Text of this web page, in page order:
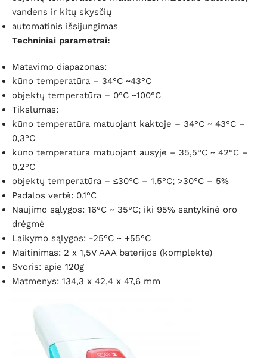
vandens ir kitų skysčių
automatinis išsijungimas
Techniniai parametrai:
Matavimo diapazonas:
kūno temperatūra – 34°C ~43°C
objektų temperatūra – 0°C ~100°C
Tikslumas:
kūno temperatūra matuojant kaktoje – 34°C ~ 43°C –
0,3°C
kūno temperatūra matuojant ausyje – 35,5°C ~ 42°C –
0,2°C
objektų temperatūra – ≤30°C – 1,5°C; >30°C – 5%
Padalos vertė: 0.1°C
Naujimo sąlygos: 16°C ~ 35°C; iki 95% santykinė oro
drėgmė
Laikymo sąlygos: -25°C ~ +55°C
Maitinimas: 2 x 1,5V AAA baterijos (komplekte)
Svoris: apie 120g
Matmenys: 134,3 x 42,4 x 47,6 mm